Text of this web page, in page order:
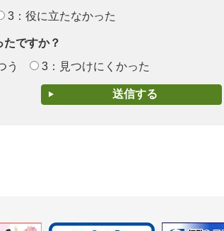
3：役に立たなかった
ですか？
う 3：見つけにくかった